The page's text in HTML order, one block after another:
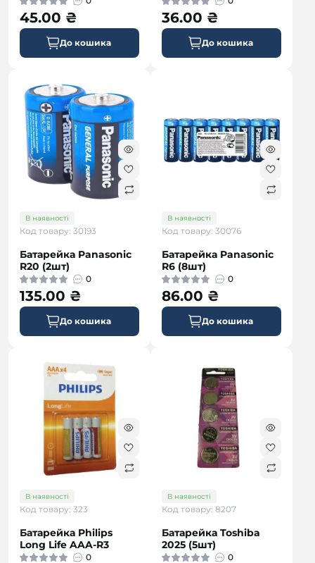
45.00 ₴
До кошика
36.00 ₴
До кошика
В наявності
Код товару: 30193
Батарейка Panasonic
R20 (2шт)
0
135.00 ₴
До кошика
В наявності
Код товару: 30076
Батарейка Panasonic
R6 (8шт)
0
86.00 ₴
До кошика
В наявності
Код товару: 323
Батарейка Philips
Long Life AAA-R3
0
В наявності
Код товару: 8207
Батарейка Toshiba
2025 (5шт)
0